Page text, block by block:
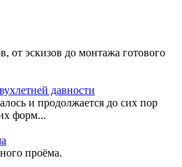
от эскизов до монтажа готового
давности
и продолжается до сих пор
форм...
проёма.